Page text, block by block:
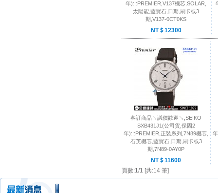
年):::PREMIER,V137機芯,SOLAR,
太陽能,藍寶石,日期,刷卡或3
期,V137-0CT0KS
NT＄12300
客訂商品↘議價歡迎↘,SEIKO
SXB431J1(公司貨,保固2
年):::PREMIER,正裝系列,7N89機芯,
石英機芯,藍寶石,日期,刷卡或3
期,7N89-0AY0P
NT＄11600
頁數:1/1 [共:14 筆]